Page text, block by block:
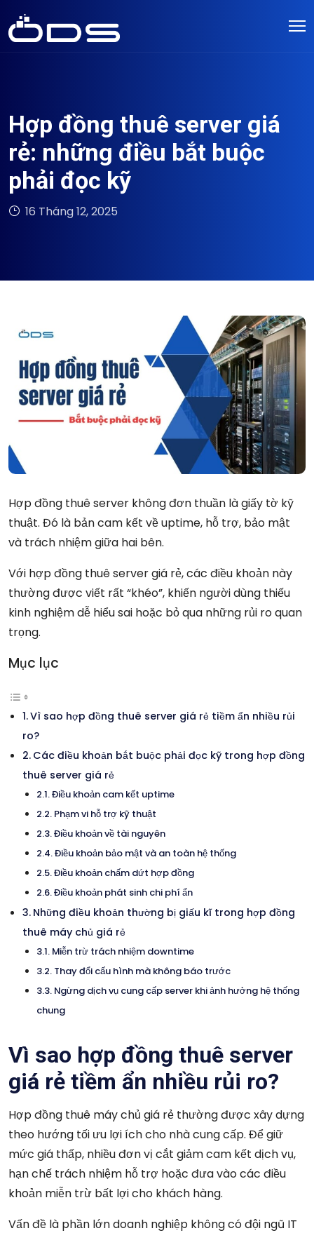
Hợp đồng thuê server giá
rẻ: những điều bắt buộc
phải đọc kỹ
16 Tháng 12, 2025
Hợp đồng thuê server không đơn thuần là giấy tờ kỹ
thuật. Đó là bản cam kết về uptime, hỗ trợ, bảo mật
và trách nhiệm giữa hai bên.
Với hợp đồng thuê server giá rẻ, các điều khoản này
thường được viết rất “khéo”, khiến người dùng thiếu
kinh nghiệm dễ hiểu sai hoặc bỏ qua những rủi ro quan
trọng.
Mục lục
Vì sao hợp đồng thuê server giá rẻ tiềm ẩn nhiều rủi
ro?
Các điều khoản bắt buộc phải đọc kỹ trong hợp đồng
thuê server giá rẻ
Điều khoản cam kết uptime
Phạm vi hỗ trợ kỹ thuật
Điều khoản về tài nguyên
Điều khoản bảo mật và an toàn hệ thống
Điều khoản chấm dứt hợp đồng
Điều khoản phát sinh chi phí ẩn
Những điều khoản thường bị giấu kĩ trong hợp đồng
thuê máy chủ giá rẻ
Miễn trừ trách nhiệm downtime
Thay đổi cấu hình mà không báo trước
Ngừng dịch vụ cung cấp server khi ảnh hưởng hệ thống
chung
Vì sao hợp đồng thuê server
giá rẻ tiềm ẩn nhiều rủi ro?
Hợp đồng thuê máy chủ giá rẻ thường được xây dựng
theo hướng tối ưu lợi ích cho nhà cung cấp. Để giữ
mức giá thấp, nhiều đơn vị cắt giảm cam kết dịch vụ,
hạn chế trách nhiệm hỗ trợ hoặc đưa vào các điều
khoản miễn trừ bất lợi cho khách hàng.
Vấn đề là phần lớn doanh nghiệp không có đội ngũ IT